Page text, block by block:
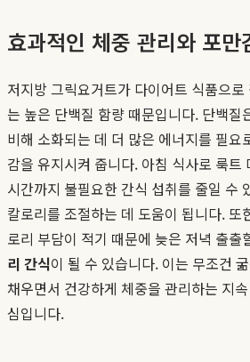
효과적인 체중 관리와 포만
저지방 그릭요거트가 다이어트 식품으
는 높은 단백질 함량 때문입니다. 단백질
비해 소화되는 데 더 많은 에너지를 필요
감을 유지시켜 줍니다. 아침 식사로 룩트
시간까지 불필요한 간식 섭취를 줄일 수
칼로리를 조절하는 데 도움이 됩니다. 또
로리 부담이 적기 때문에 늦은 저녁 출출
리 간식이 될 수 있습니다. 이는 무조건
채우면서 건강하게 체중을 관리하는 지
심입니다.